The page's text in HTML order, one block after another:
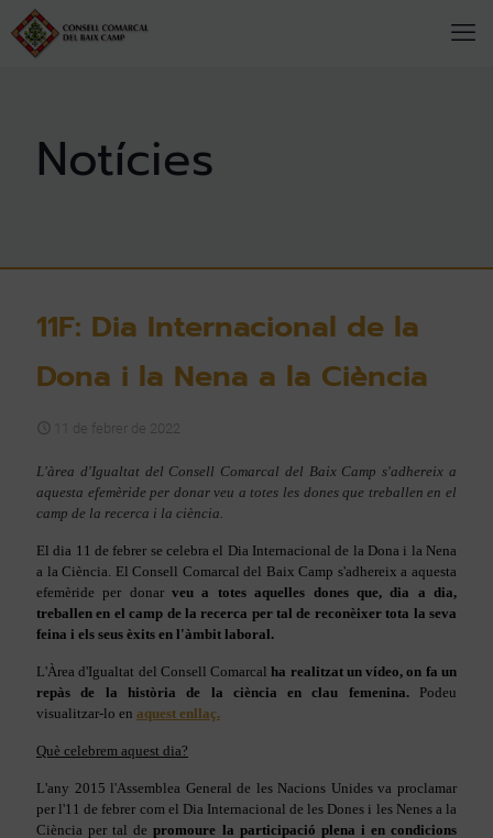
11F: Dia Internacional de la
Dona i la Nena a la Ciència
11 de febrer de 2022
L'àrea d'Igualtat del Consell Comarcal del Baix Camp s'adhereix a
aquesta efemèride per donar veu a totes les dones que treballen en el
camp de la recerca i la ciència.
El dia 11 de febrer se celebra el Dia Internacional de la Dona i la Nena
a la Ciència. El Consell Comarcal del Baix Camp s'adhereix a aquesta
efemèride per donarveu a totes aquelles dones que, dia a dia,
treballen en el camp de la recerca per tal de reconèixer tota la seva
feina i els seus èxits en l'àmbit laboral.
L'Àrea d'Igualtat del Consell Comarcalha realitzat un vídeo, on fa un
repàs de la història de la ciència en clau femenina. Podeu
visualitzar-lo en aquest enllaç.
Què celebrem aquest dia?
L'any 2015 l'Assemblea General de les Nacions Unides va proclamar
per l'11 de febrer com el Dia Internacional de les Dones i les Nenes a la
Ciència per tal depromoure la participació plena i en condicions